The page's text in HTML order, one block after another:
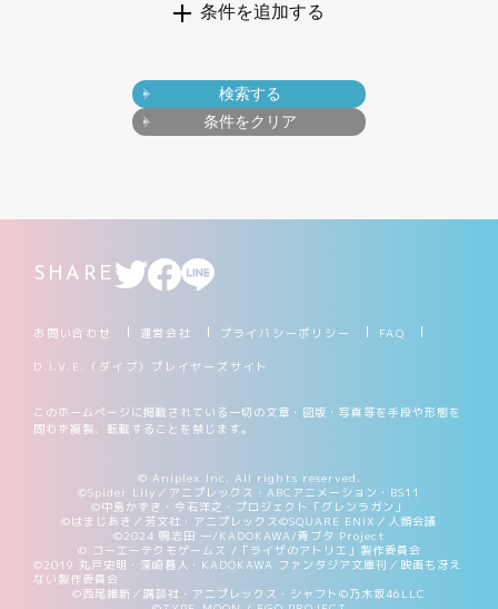
条件を追加する
条件をクリア
検索する
SHARE
お問い合わせ 運営会社 プライバシーポリシー FAQ
D.I.V.E.（ダイブ）プレイヤーズサイト
このホームページに掲載されている一切の文章・図版・写真等を手段や形態を
問わず複製、転載することを禁じます。
© Aniplex Inc. All rights reserved.
©Spider Lily／アニプレックス・ABCアニメーション・BS11
©中島かずき・今石洋之・プロジェクト「グレンラガン」
©はまじあき／芳文社・アニプレックス©SQUARE ENIX／人類会議
©2024 鴨志田 一/KADOKAWA/青ブタ Project
© コーエーテクモゲームス /「ライザのアトリエ」製作委員会
©2019 丸戸史明・深崎暮人・KADOKAWA ファンタジア文庫刊／映画も冴え
ない製作委員会
©西尾維新／講談社・アニプレックス・シャフト©乃木坂46LLC